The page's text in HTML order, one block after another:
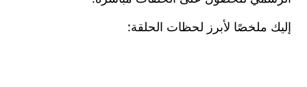
ملخصًا لأبرز لحظات الحلقة: